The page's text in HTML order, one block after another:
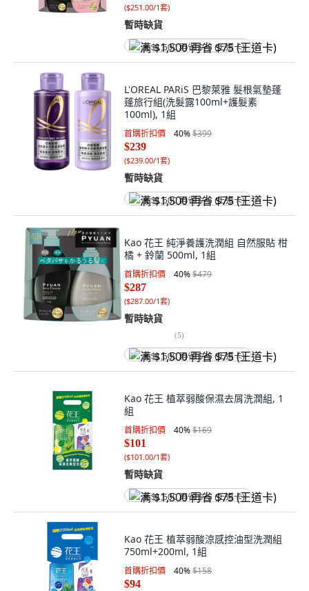
($251.00/1套)
暫時缺貨
满 $1,500 再省 $75 (王道卡)
L'OREAL PARiS 巴黎萊雅 髮根氣墊蓬
蓬旅行組(洗髮露100ml+護髮素
100ml), 1組
首購折扣價 40%$399
$239
($239.00/1套)
暫時缺貨
满 $1,500 再省 $75 (王道卡)
Kao 花王 純淨養護洗潤組 自然服貼 柑
橘 + 鈴蘭 500ml, 1組
首購折扣價 40%$479
$287
($287.00/1套)
暫時缺貨
(5)
满 $1,500 再省 $75 (王道卡)
Kao 花王 植萃弱酸保濕去屑洗潤組, 1
組
首購折扣價 40%$169
$101
($101.00/1套)
暫時缺貨
满 $1,500 再省 $75 (王道卡)
Kao 花王 植萃弱酸涼感控油型洗潤組
750ml+200ml, 1組
首購折扣價 40%$158
$94